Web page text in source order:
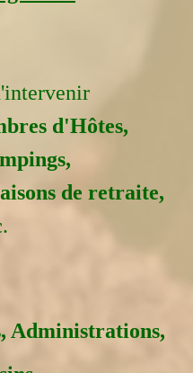
d'Hôtes,
de retraite,
.
Administrations,